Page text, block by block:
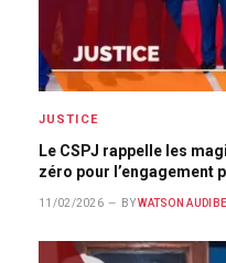
JUSTICE
Le CSPJ rappelle les
zéro pour l’engagement
11/02/2026 BY WATSON